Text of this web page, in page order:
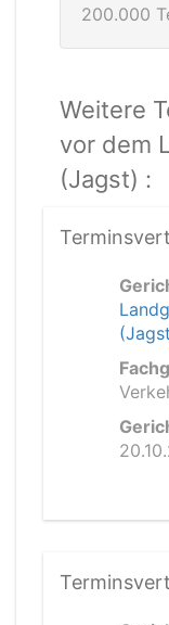
200.000
Weitere
vor dem
(Jagst) :